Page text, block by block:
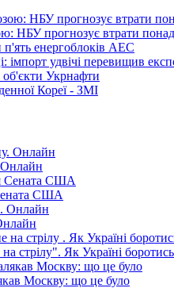
НБУ прогнозує втрати
п'ять енергоблоків АЕС
імпорт удвічі перевищив
об'єкти Укрнафти
Кореї - ЗМІ
Онлайн
США
стрілу". Як Україні
Москву: що це було